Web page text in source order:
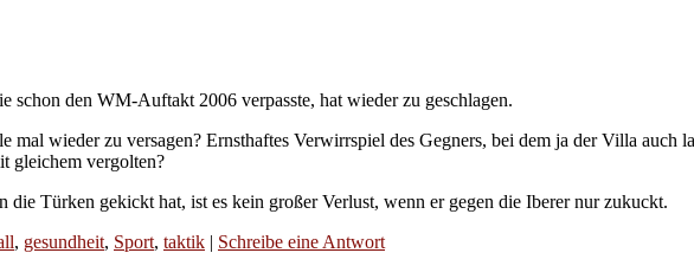
schon den WM-Auftakt 2006 verpasste, hat wieder zu geschlagen.
mal wieder zu versagen? Ernsthaftes Verwirrspiel des Gegners, bei dem ja der Villa auch
gleichem vergolten?
Türken gekickt hat, ist es kein großer Verlust, wenn er gegen die Iberer nur zukuckt.
, gesundheit, Sport, taktik | Schreibe eine Antwort